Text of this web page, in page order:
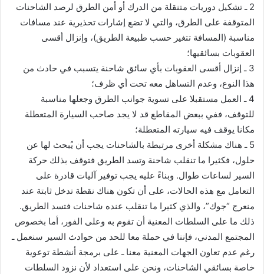
2 ـ تشكيل دوريات متنقلة من الدرك أو أمن الطرق لرصد الشاحنات
المتوقفة على الطرق، والتي لا تضع إشارات تحذيرية عند مسافات
مناسبة (المسافة تتغير حسب طبيعة الطريق)، وإنزال أقسى
العقوبات بسائقيها؛
3 ـ إنزال أقسى العقوبات بأي سائق شاحنة يتسبب في حادث من
هذا النوع، وعدم التساهل معه تحت أي ظرف؛
4 ـ العمل مستقبلا على تسوية جوانب الطرق وجعلها مناسبة
للتوقف، ففي ببعض المقاطع قد لا يجد صاحب السيارة المتعطلة
مكانا يوقف فيه سيارته المتعطلة؛
5 ـ هناك مشكلة أخرى مرتبطة بالشاحنات يجب أن يُبحث لها عن
حلول، فكثيرا ما تنقلب شاحنة وتسد الطريق فتوقف بذلك حركة
السير لساعات طوال. وبناءً عليه يجب توفير آليات قادرة على
التعامل مع هذه الحالات، على أن تكون هناك نقطة تدخل ثابتة عند
منعرج “جوك”، والذي كثيرا ما تنقلب عنده شاحنات فتسد الطريق.
ذلك ما على السلطات المعنية أن تقوم به وعلى الفور، أما بخصوص
المجتمع المدني، فإننا في حملة معا للحد من حوادث السير سنعمل ـ
رغم عدم تعاون الجهات المعنية معنا ـ على برمجة أنشطة توعوية
خاصة بسائقي الشاحنات، ونحن على استعداد لأن نزود السلطات